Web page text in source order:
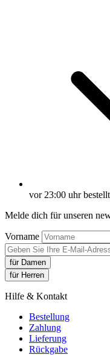
vor 23:00 uhr
Melde dich für unseren
Vorname
für Damen
für Herren
Hilfe & Kontakt
Bestellung
Zahlung
Lieferung
Rückgabe